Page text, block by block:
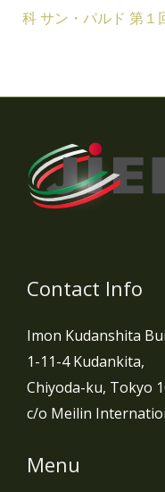
科 サン・パルド 第１
Contact Info
Imon Kudanshita
1-11-4 Kudankita,
Chiyoda-ku, Tokyo
c/o Meilin
Menu